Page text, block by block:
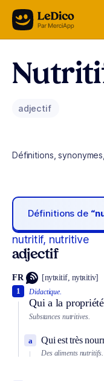
Aller au contenu
adjectif
Définitions,
Définitions de
nutritif, nutritive
adjectif
FR [nytʀitif, nytʀitiv]
Didactique.
Qui a la
1
Substances nutritives.
Qui est très
a
Des aliments nutritifs.